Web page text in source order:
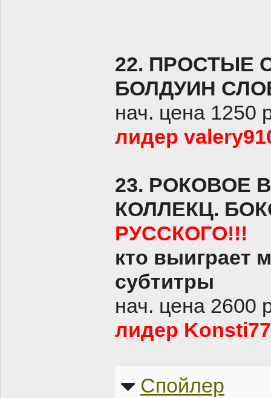
22. ПРОСТЫЕ
БОЛДУИН
нач. цена 1250
лидер
23. РОКОВОЕ
КОЛЛЕКЦ.
РУССКОГО!!!
кто выиграет
субтитры
нач. цена 2600
лидер
Спойлер